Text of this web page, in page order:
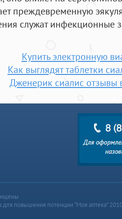
преждевременную
служат инфекционные
Купить электронную
Как выглядят таблетки
Дженерик сиалис отзывы
для повышения потенции “Моя аптека”